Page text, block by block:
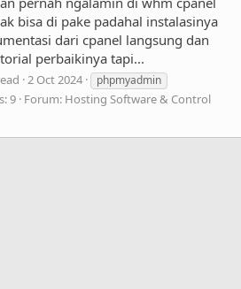
bisa di pake padahal instalasinya
dari cpanel langsung dan
perbaikinya tapi...
2 Oct 2024
phpmyadmin
9 Forum: Hosting Software & Control